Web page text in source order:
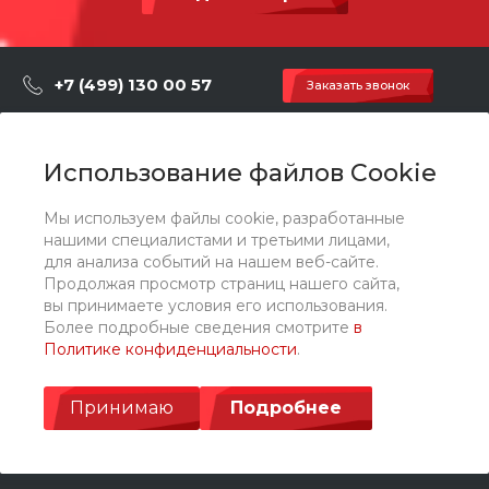
Использование файлов Cookie
Мы используем файлы cookie, разработанные
нашими специалистами и третьими лицами,
для анализа событий на нашем веб-сайте.
Продолжая просмотр страниц нашего сайта,
вы принимаете условия его использования.
Более подробные сведения смотрите в
Политике конфиденциальности.
Принимаю Подробнее
5.21 МБ
.dwg
+7 (499) 130 00 57 Заказать звонок
г. Москва, Марксистская 3 стр.2
О компании
Каталог
Услуги